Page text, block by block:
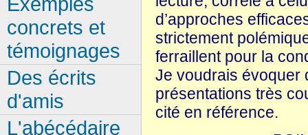
d’approches
strictement
ferraillent pour la
Je voudrais évoquer
présentations très
cité en référence.
concrets et
témoignages
Des écrits
d'amis
L'abécédaire